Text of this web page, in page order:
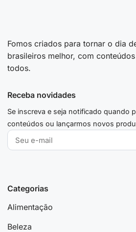
Fomos criados para tornar o dia
brasileiros melhor, com
todos.
Categorias
Alimentação
Beleza
Receba novidades
Se inscreva e seja notificado quando
conteúdos ou lançarmos novos